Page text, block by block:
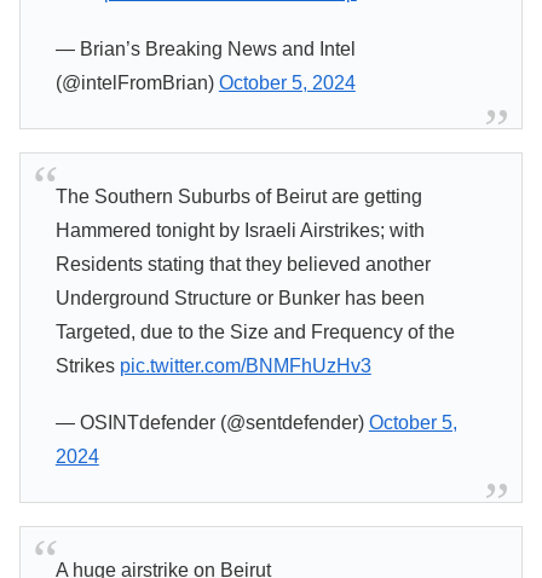
— Brian’s Breaking News and Intel
(@intelFromBrian) October 5, 2024
The Southern Suburbs of Beirut are getting
Hammered tonight by Israeli Airstrikes; with
Residents stating that they believed another
Underground Structure or Bunker has been
Targeted, due to the Size and Frequency of the
Strikes pic.twitter.com/BNMFhUzHv3
— OSINTdefender (@sentdefender) October 5,
2024
A huge airstrike on Beirut